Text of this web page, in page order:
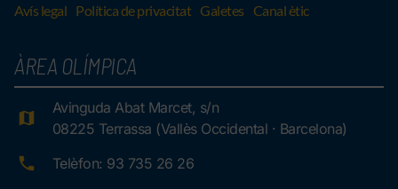
Avís legal Política de privacitat Galetes Canal ètic
ÀREA OLÍMPICA
Avinguda Abat Marcet, s/n
08225 Terrassa (Vallès Occidental · Barcelona)
Telèfon: 93 735 26 26